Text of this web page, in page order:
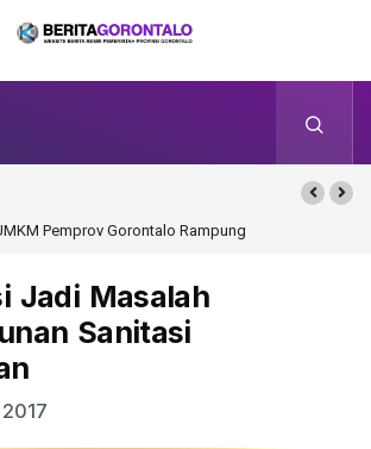
Pemprov Gorontalo RampungGorontalo Ikut
Jadi Masalah
Sanitasi